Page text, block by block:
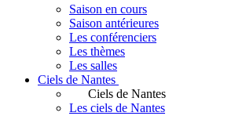
Saison en cours
Saison antérieures
Les conférenciers
Les thèmes
Les salles
Ciels de Nantes
Ciels de Nantes
Les ciels de Nantes